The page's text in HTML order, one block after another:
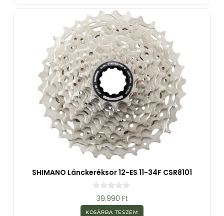
b
l
SHIMANO Lánckeréksor 12-ES 11-34F CSR8101
z
39.990 Ft
KOSÁRBA TESZEM